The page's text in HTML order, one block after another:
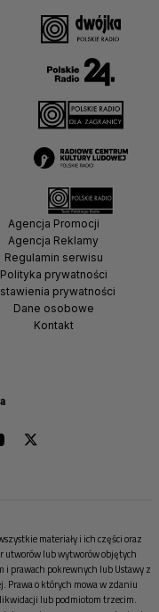
Agencja Promocji
Agencja Reklamy
Regulamin serwisu
Polityka prywatności
prywatności
Dane osobowe
Kontakt
materiały i ich części oraz
utworów lub wytworów objętych
i prawach pokrewnych lub Ustawy z
Prawa o których mowa w zdaniu
lub podmiotom trzecim.